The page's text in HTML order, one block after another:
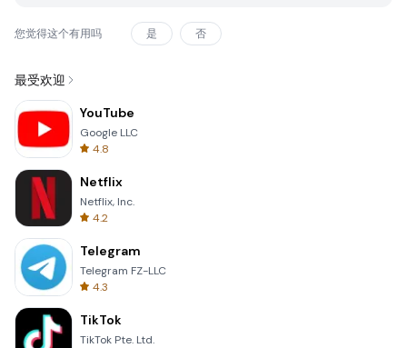
您觉得这个有用吗 是 否
最受欢迎
YouTube
Google LLC
4.8
Netflix
Netflix, Inc.
4.2
Telegram
Telegram FZ-LLC
4.3
TikTok
TikTok Pte. Ltd.